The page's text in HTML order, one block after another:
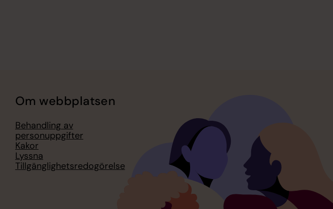
Om webbplatsen
Behandling av
personuppgifter
Kakor
Lyssna
Tillgänglighetsredogörelse